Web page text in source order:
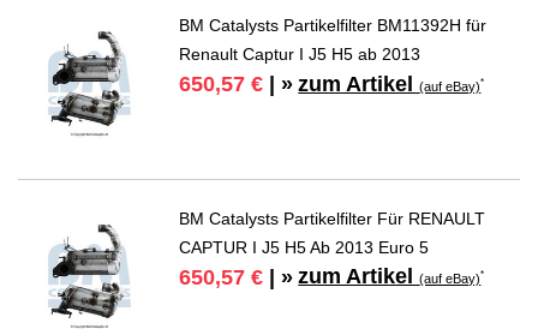
BM Catalysts Partikelfilter BM11392H für
Renault Captur I J5 H5 ab 2013
650,57 € | » zum Artikel(auf eBay)*
BM Catalysts Partikelfilter Für RENAULT
CAPTUR I J5 H5 Ab 2013 Euro 5
650,57 € | » zum Artikel(auf eBay)*